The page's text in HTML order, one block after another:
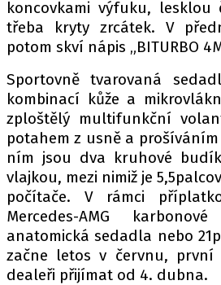
koncovkami výfuku,
třeba kryty zrcátek. V
potom skví nápis „BITURBO
Sportovně tvarovaná
kombinací kůže a
zploštělý multifunkční
potahem z usně a
ním jsou dva kruhové
vlajkou, mezi nimiž je
počítače. V rámci
Mercedes-AMG
anatomická sedadla nebo
začne letos v červnu, první
dealeři přijímat od 4. dubna.